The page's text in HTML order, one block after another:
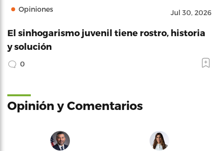
Opiniones Jul 30, 2026
El sinhogarismo juvenil tiene rostro, historia
y solución
0
Opinión y Comentarios